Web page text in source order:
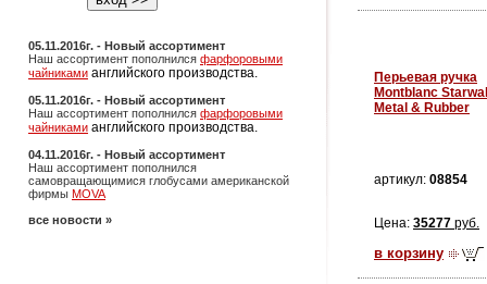
05.11.2016г. - Новый ассортимент
Наш ассортимент пополнился фарфоровыми
чайниками английского производства.
05.11.2016г. - Новый ассортимент
Наш ассортимент пополнился фарфоровыми
чайниками английского производства.
04.11.2016г. - Новый ассортимент
Наш ассортимент пополнился
самовращающимися глобусами американской
фирмы MOVA
все новости »
Перьевая ручка
Montblanc
Metal & Rubber
артикул: 08854
Цена: 35277 руб.
в корзину